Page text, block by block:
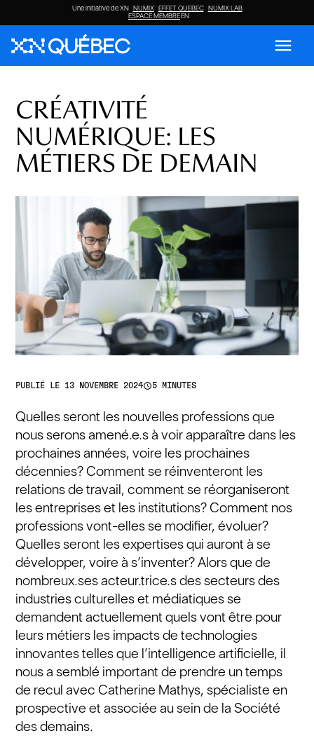
Une initiative de XN NUMIX EFFET QUEBEC NUMIX LAB
ESPACE MEMBREEN
menu
CRÉATIVITÉ
NUMÉRIQUE: LES
MÉTIERS DE DEMAIN
PUBLIÉ LE 13 NOVEMBRE 2024access_time5 MINUTES
Quelles seront les nouvelles professions que
nous serons amené.e.s à voir apparaître dans les
prochaines années, voire les prochaines
décennies? Comment se réinventeront les
relations de travail, comment se réorganiseront
les entreprises et les institutions? Comment nos
professions vont-elles se modifier, évoluer?
Quelles seront les expertises qui auront à se
développer, voire à s’inventer? Alors que de
nombreux.ses acteur.trice.s des secteurs des
industries culturelles et médiatiques se
demandent actuellement quels vont être pour
leurs métiers les impacts de technologies
innovantes telles que l’intelligence artificielle, il
nous a semblé important de prendre un temps
de recul avec Catherine Mathys, spécialiste en
prospective et associée au sein de la Société
des demains.